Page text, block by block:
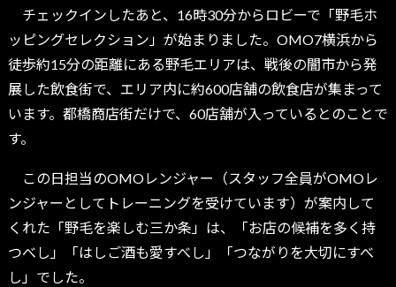
チェックインしたあと、16時30分からロビーで「野毛ホ
ッピングセレクション」が始まりました。OMO7横浜から
徒歩約15分の距離にある野毛エリアは、戦後の闇市から発
展した飲食街で、エリア内に約600店舗の飲食店が集まって
います。都橋商店街だけで、60店舗が入っているとのことで
す。
この日担当のOMOレンジャー（スタッフ全員がOMOレ
ンジャーとしてトレーニングを受けています）が案内して
くれた「野毛を楽しむ三か条」は、「お店の候補を多く持
つべし」「はしご酒も愛すべし」「つながりを大切にすべ
し」でした。